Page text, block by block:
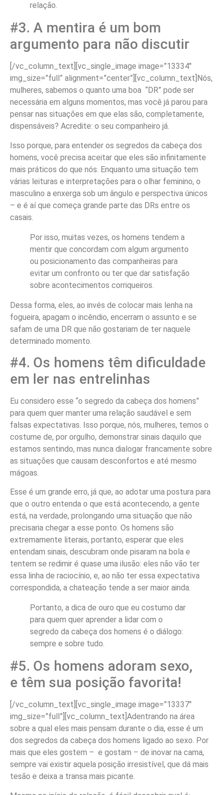
relação.
#3. A mentira é um bom
argumento para não discutir
[/vc_column_text][vc_single_image image=”13334″
img_size=”full” alignment=”center”][vc_column_text]Nós,
mulheres, sabemos o quanto uma boa “DR” pode ser
necessária em alguns momentos, mas você já parou para
pensar nas situações em que elas são, completamente,
dispensáveis? Acredite: o seu companheiro já.
Isso porque, para entender os segredos da cabeça dos
homens, você precisa aceitar que eles são infinitamente
mais práticos do que nós. Enquanto uma situação tem
várias leituras e interpretações para o olhar feminino, o
masculino a enxerga sob um ângulo e perspectiva únicos
– e é aí que começa grande parte das DRs entre os
casais.
Por isso, muitas vezes, os homens tendem a
mentir que concordam com algum argumento
ou posicionamento das companheiras para
evitar um confronto ou ter que dar satisfação
sobre acontecimentos corriqueiros.
Dessa forma, eles, ao invés de colocar mais lenha na
fogueira, apagam o incêndio, encerram o assunto e se
safam de uma DR que não gostariam de ter naquele
determinado momento.
#4. Os homens têm dificuldade
em ler nas entrelinhas
Eu considero esse “o segredo da cabeça dos homens”
para quem quer manter uma relação saudável e sem
falsas expectativas. Isso porque, nós, mulheres, temos o
costume de, por orgulho, demonstrar sinais daquilo que
estamos sentindo, mas nunca dialogar francamente sobre
as situações que causam desconfortos e até mesmo
mágoas.
Esse é um grande erro, já que, ao adotar uma postura para
que o outro entenda o que está acontecendo, a gente
está, na verdade, prolongando uma situação que não
precisaria chegar a esse ponto. Os homens são
extremamente literais, portanto, esperar que eles
entendam sinais, descubram onde pisaram na bola e
tentem se redimir é quase uma ilusão: eles não vão ter
essa linha de raciocínio, e, ao não ter essa expectativa
correspondida, a chateação tende a ser maior ainda.
Portanto, a dica de ouro que eu costumo dar
para quem quer aprender a lidar com o
segredo da cabeça dos homens é o diálogo:
sempre e sobre tudo.
#5. Os homens adoram sexo,
e têm sua posição favorita!
[/vc_column_text][vc_single_image image=”13337″
img_size=”full”][vc_column_text]Adentrando na área
sobre a qual eles mais pensam durante o dia, esse é um
dos segredos da cabeça dos homens ligado ao sexo. Por
mais que eles gostem – e gostam – de inovar na cama,
sempre vai existir aquela posição irresistível, que dá mais
tesão e deixa a transa mais picante.